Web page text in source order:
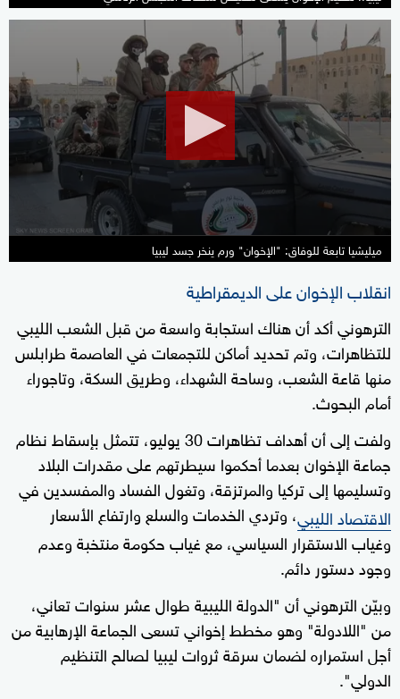
of
2
minutes,
seconds
ميليشيا تابعة للوفاق: "الإخوان" ورم ينخر جسد ليبيا
انقلاب الإخوان على الديمقراطية
الترهوني أكد أن هناك استجابة واسعة من قبل الشعب الليبي
للتظاهرات، وتم تحديد أماكن للتجمعات في العاصمة طرابلس
منها قاعة الشعب، وساحة الشهداء، وطريق السكة، وتاجوراء
أمام البحوث.
ولفت إلى أن أهداف تظاهرات 30 يوليو، تتمثل بإسقاط نظام
جماعة الإخوان بعدما أحكموا سيطرتهم على مقدرات البلاد
وتسليمها إلى تركيا والمرتزقة، وتغول الفساد والمفسدين في
الاقتصاد الليبي، وتردي الخدمات والسلع وارتفاع الأسعار
وغياب الاستقرار السياسي، مع غياب حكومة منتخبة وعدم
وجود دستور دائم.
وبيّن الترهوني أن "الدولة الليبية طوال عشر سنوات تعاني،
من "اللادولة" وهو مخطط إخواني تسعى الجماعة الإرهابية من
أجل استمراره لضمان سرقة ثروات ليبيا لصالح التنظيم
الدولي".